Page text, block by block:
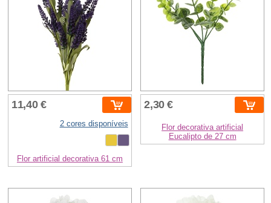
11,40 €
2 cores disponíveis
Flor artificial decorativa 61 cm
2,30 €
Flor decorativa artificial
Eucalipto de 27 cm